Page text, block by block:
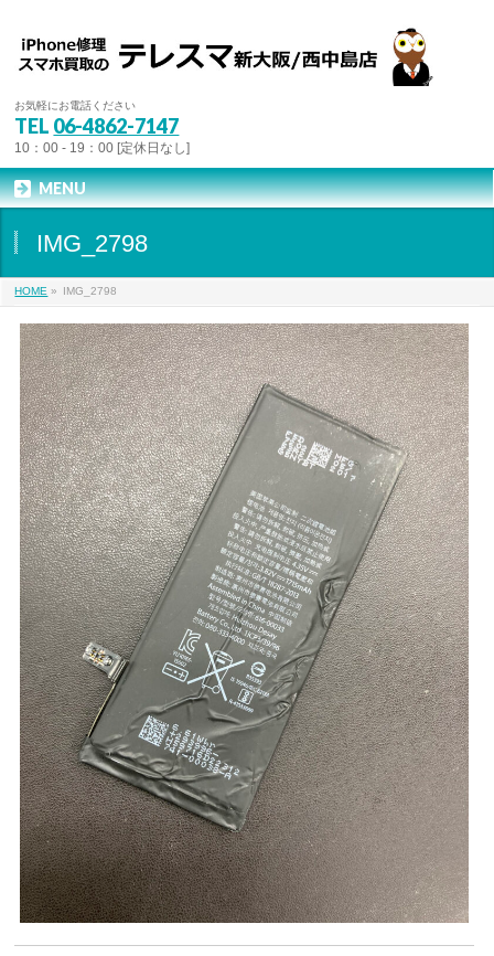
お気軽にお電話ください
TEL 06-4862-7147
10：00 - 19：00 [定休日なし]
MENU
IMG_2798
HOME » IMG_2798